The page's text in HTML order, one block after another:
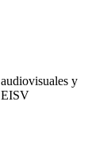
y
EISV